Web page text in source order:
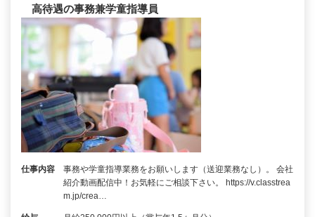
高待遇の事務兼学童指導員
仕事内容
事務や学童指導業務をお願いします（送迎業務なし）。 会社
紹介動画配信中！お気軽にご相談下さい。 https://v.classtrea
m.jp/crea…